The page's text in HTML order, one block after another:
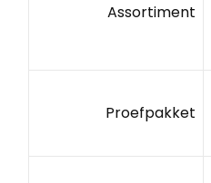
Assortiment
Proefpakket